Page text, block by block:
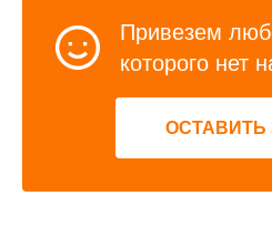
Привезем
которого нет
ОСТАВИТЬ